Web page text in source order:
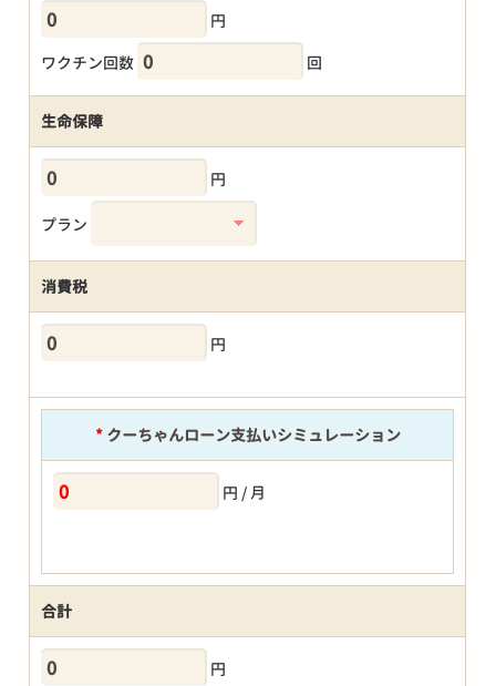
円
ワクチン回数
回
生命保障
円
プラン
消費税
円
*クーちゃんローン支払いシミュレーション
円 / 月
合計
円